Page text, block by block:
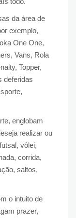
da área de
exemplo,
One One,
Vans, Rola
Topper,
deferidas
englobam
realizar ou
vôlei,
corrida,
saltos,
o intuito de
prazer,